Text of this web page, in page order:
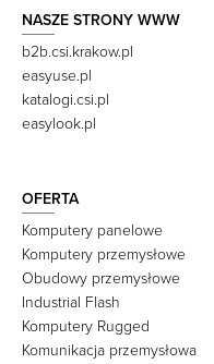
NASZE STRONY WWW
b2b.csi.krakow.pl
easyuse.pl
katalogi.csi.pl
easylook.pl
OFERTA
Komputery panelowe
Komputery przemysłowe
Obudowy przemysłowe
Industrial Flash
Komputery Rugged
Komunikacja przemysłowa